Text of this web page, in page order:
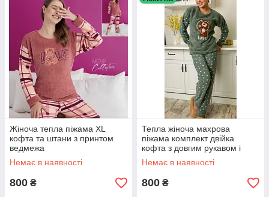
Жіноча тепла піжама XL
кофта та штани з принтом
ведмежа
Немає в наявності
800 ₴
Тепла жіноча махрова
піжама комплект двійка
кофта з довгим рукавом і
штанами L
Немає в наявності
800 ₴